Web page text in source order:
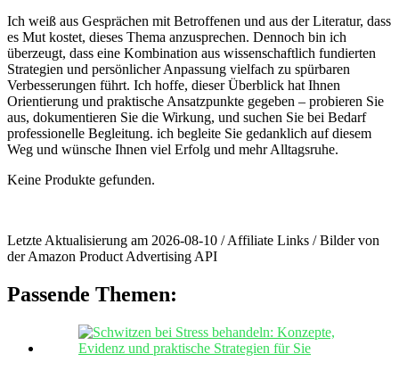
Ich weiß aus ⁣Gesprächen mit Betroffenen und aus ‍der Literatur, dass
es Mut kostet, dieses Thema anzusprechen. Dennoch bin ich
überzeugt,‍ dass eine Kombination aus wissenschaftlich fundierten
Strategien und persönlicher ‍Anpassung vielfach zu spürbaren
Verbesserungen führt. Ich hoffe, dieser Überblick hat Ihnen
Orientierung und praktische Ansatzpunkte gegeben – probieren ​Sie
aus, dokumentieren Sie die Wirkung, und suchen Sie bei Bedarf
professionelle Begleitung. ich begleite Sie gedanklich ‌auf diesem
Weg und‌ wünsche Ihnen viel Erfolg und‍ mehr Alltagsruhe.
Keine Produkte gefunden.
Letzte Aktualisierung am 2026-08-10 / Affiliate Links / Bilder von
der Amazon Product Advertising API
Passende Themen: